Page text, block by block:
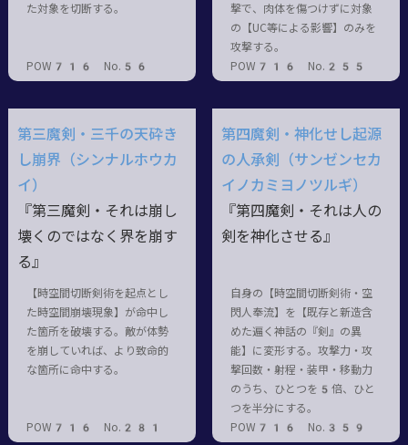
た対象を切断する。
POW716 No.56
撃で、肉体を傷つけずに対象
の【UC等による影響】のみを
攻撃する。
POW716 No.255
第三魔剣・三千の天砕き
し崩界（シンナルホウカ
イ）
『第三魔剣・それは崩し
壊くのではなく界を崩す
る』
【時空間切断剣術を起点とし
た時空間崩壊現象】が命中し
た箇所を破壊する。敵が体勢
を崩していれば、より致命的
な箇所に命中する。
POW716 No.281
第四魔剣・神化せし起源
の人承剣（サンゼンセカ
イノカミヨノツルギ）
『第四魔剣・それは人の
剣を神化させる』
自身の【時空間切断剣術・空
閃人奉流】を【既存と新造含
めた遍く神話の『剣』の異
能】に変形する。攻撃力・攻
撃回数・射程・装甲・移動力
のうち、ひとつを5倍、ひと
つを半分にする。
POW716 No.359